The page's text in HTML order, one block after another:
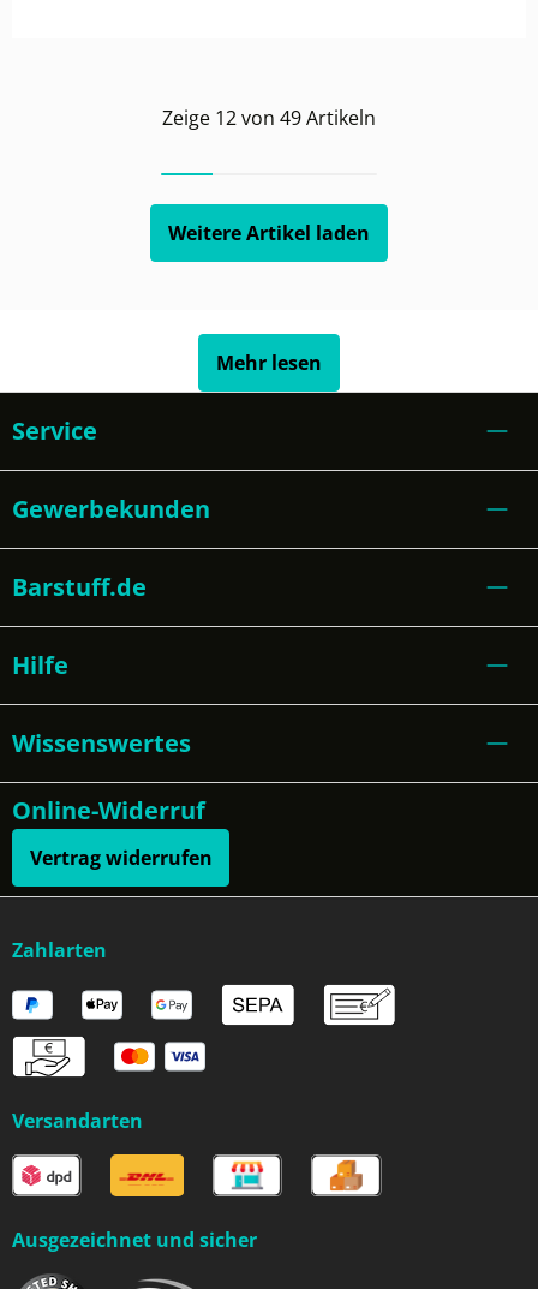
Zeige 12von 49Artikeln
Weitere Artikel laden
Mehr lesen
Service
Gewerbekunden
Barstuff.de
Hilfe
Wissenswertes
Online-Widerruf
Vertrag widerrufen
Zahlarten
Versandarten
Ausgezeichnet und sicher